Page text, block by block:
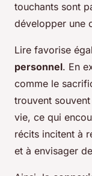
touchants sont
développer une
Lire favorise
personnel. En
comme le
trouvent
vie, ce qui
récits incitent à
et à envisager